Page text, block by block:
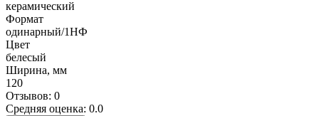
керамический
Формат
одинарный/1НФ
Цвет
белесый
Ширина, мм
120
Отзывов: 0
Средняя оценка: 0.0